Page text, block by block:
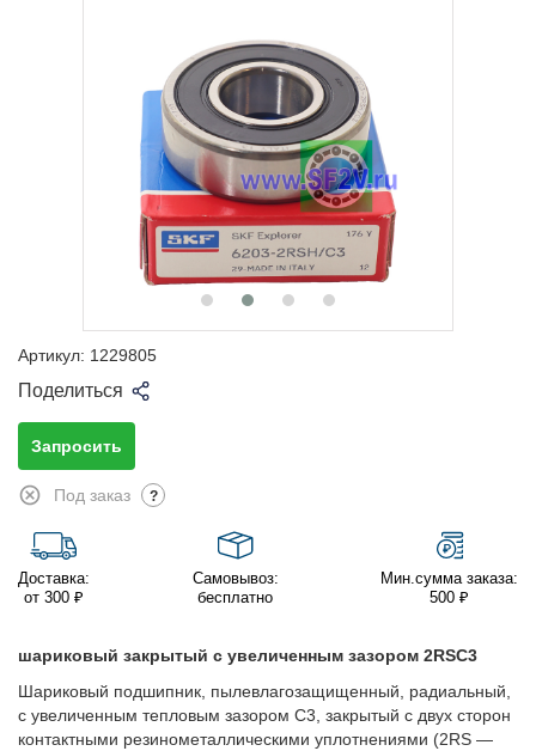
Артикул: 1229805
Поделиться
Запросить
Под заказ ?
Доставка:
от 300 ₽
Самовывоз:
бесплатно
Мин.сумма заказа:
500 ₽
шариковый закрытый с увеличенным зазором 2RSС3
Шариковый подшипник, пылевлагозащищенный, радиальный,
с увеличенным тепловым зазором C3, закрытый с двух сторон
контактными резинометаллическими уплотнениями (2RS —